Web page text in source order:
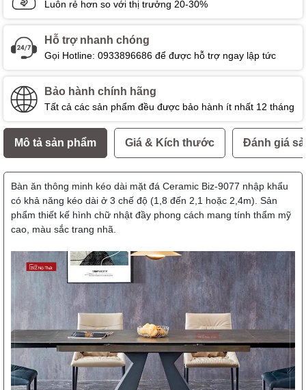
Luôn rẻ hơn so với thị trưởng 20-30%
Hỗ trợ nhanh chóng
Gọi Hotline: 0933896686 để được hỗ trợ ngay lập tức
Bảo hành chính hãng
Tất cả các sản phẩm đều được bảo hành ít nhất 12 tháng
Mô tả sản phẩm Giá & Kích thước Đánh giá
Bàn ăn thông minh kéo dài mặt đá Ceramic Biz-9077 nhập khẩu
có khả năng kéo dài ở 3 chế độ (1,8 đến 2,1 hoặc 2,4m). Sản
phẩm thiết kế hình chữ nhật đầy phong cách mang tính thẩm mỹ
cao, màu sắc trang nhã.